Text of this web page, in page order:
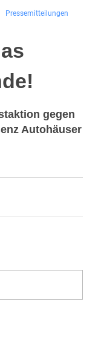
Pressemitteilungen
gegen
Autohäuser